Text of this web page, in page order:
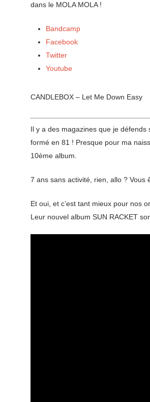
dans le MOLA MOLA !
Bandcamp
Facebook
Twitter
Youtube
CANDLEBOX – Let Me Down Easy
Il y a des magazines que je défends
formé en 81 ! Presque pour ma
10ème album.
7 ans sans activité, rien, allo ? Vous
Et oui, et c’est tant mieux pour nos
Leur nouvel album SUN RACKET